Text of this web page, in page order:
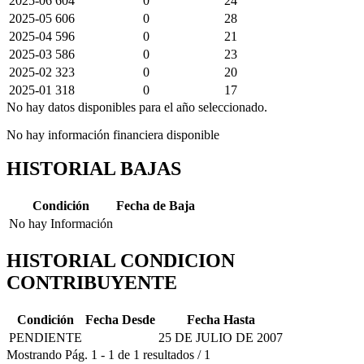
2025-05 606 0
28
2025-04 596 0
21
2025-03 586 0
23
2025-02 323 0
20
2025-01 318 0
17
No hay datos disponibles para el año seleccionado.
No hay información financiera disponible
HISTORIAL BAJAS
Condición
Fecha de Baja
No hay Información
HISTORIAL CONDICION
CONTRIBUYENTE
Condición Fecha Desde
Fecha Hasta
PENDIENTE
25 DE JULIO DE 2007
Mostrando Pág. 1 - 1 de 1 resultados / 1